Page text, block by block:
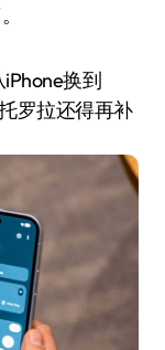
换到
罗拉还得再补